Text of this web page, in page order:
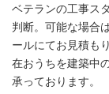
ベテランの工事ス
判断。可能な場合
ールにてお見積も
在おうちを建築中
承っております。